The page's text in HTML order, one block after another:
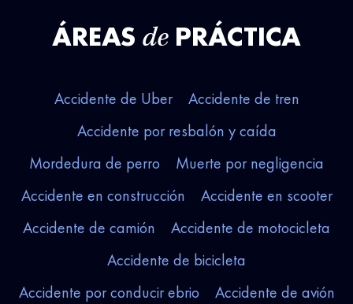
ÁREAS de PRÁCTICA
Accidente de Uber
Accidente de tren
Accidente por resbalón y caída
Mordedura de perro
Muerte por negligencia
Accidente en construcción
Accidente en scooter
Accidente de camión
Accidente de motocicleta
Accidente de bicicleta
Accidente por conducir ebrio
Accidente de avión